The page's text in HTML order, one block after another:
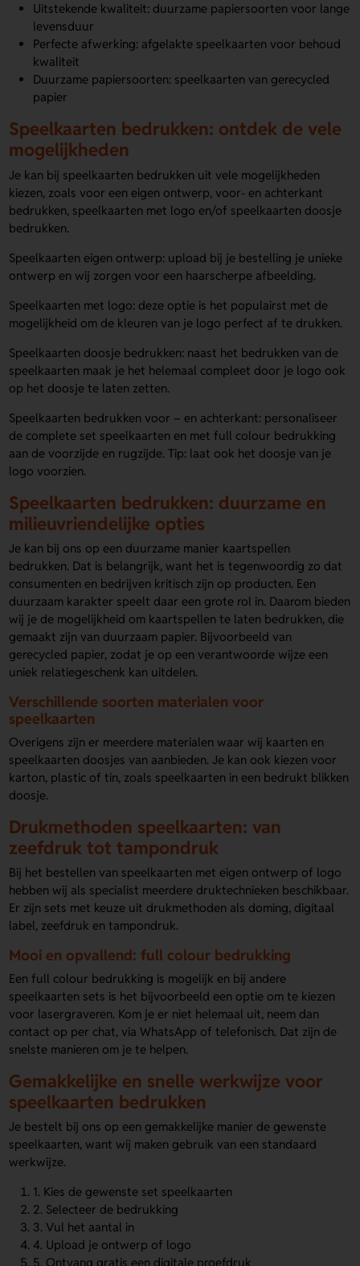
Uitstekende kwaliteit: duurzame papiersoorten voor lange
levensduur
Perfecte afwerking: afgelakte speelkaarten voor behoud
kwaliteit
Duurzame papiersoorten: speelkaarten van gerecycled
papier
Speelkaarten bedrukken: ontdek de vele
mogelijkheden
Je kan bij speelkaarten bedrukken uit vele mogelijkheden
kiezen, zoals voor een eigen ontwerp, voor- en achterkant
bedrukken, speelkaarten met logo en/of speelkaarten doosje
bedrukken.
Speelkaarten eigen ontwerp: upload bij je bestelling je unieke
ontwerp en wij zorgen voor een haarscherpe afbeelding.
Speelkaarten met logo: deze optie is het populairst met de
mogelijkheid om de kleuren van je logo perfect af te drukken.
Speelkaarten doosje bedrukken: naast het bedrukken van de
speelkaarten maak je het helemaal compleet door je logo ook
op het doosje te laten zetten.
Speelkaarten bedrukken voor – en achterkant: personaliseer
de complete set speelkaarten en met full colour bedrukking
aan de voorzijde en rugzijde. Tip: laat ook het doosje van je
logo voorzien.
Speelkaarten bedrukken: duurzame en
milieuvriendelijke opties
Je kan bij ons op een duurzame manier kaartspellen
bedrukken. Dat is belangrijk, want het is tegenwoordig zo dat
consumenten en bedrijven kritisch zijn op producten. Een
duurzaam karakter speelt daar een grote rol in. Daarom bieden
wij je de mogelijkheid om kaartspellen te laten bedrukken, die
gemaakt zijn van duurzaam papier. Bijvoorbeeld van
gerecycled papier, zodat je op een verantwoorde wijze een
uniek relatiegeschenk kan uitdelen.
Verschillende soorten materialen voor
speelkaarten
Overigens zijn er meerdere materialen waar wij kaarten en
speelkaarten doosjes van aanbieden. Je kan ook kiezen voor
karton, plastic of tin, zoals speelkaarten in een bedrukt blikken
doosje.
Drukmethoden speelkaarten: van
zeefdruk tot tampondruk
Bij het bestellen van speelkaarten met eigen ontwerp of logo
hebben wij als specialist meerdere druktechnieken beschikbaar.
Er zijn sets met keuze uit drukmethoden als doming, digitaal
label, zeefdruk en tampondruk.
Mooi en opvallend: full colour bedrukking
Een full colour bedrukking is mogelijk en bij andere
speelkaarten sets is het bijvoorbeeld een optie om te kiezen
voor lasergraveren. Kom je er niet helemaal uit, neem dan
contact op per chat, via WhatsApp of telefonisch. Dat zijn de
snelste manieren om je te helpen.
Gemakkelijke en snelle werkwijze voor
speelkaarten bedrukken
Je bestelt bij ons op een gemakkelijke manier de gewenste
speelkaarten, want wij maken gebruik van een standaard
werkwijze.
1. Kies de gewenste set speelkaarten
2. Selecteer de bedrukking
3. Vul het aantal in
4. Upload je ontwerp of logo
5. Ontvang gratis een digitale proefdruk